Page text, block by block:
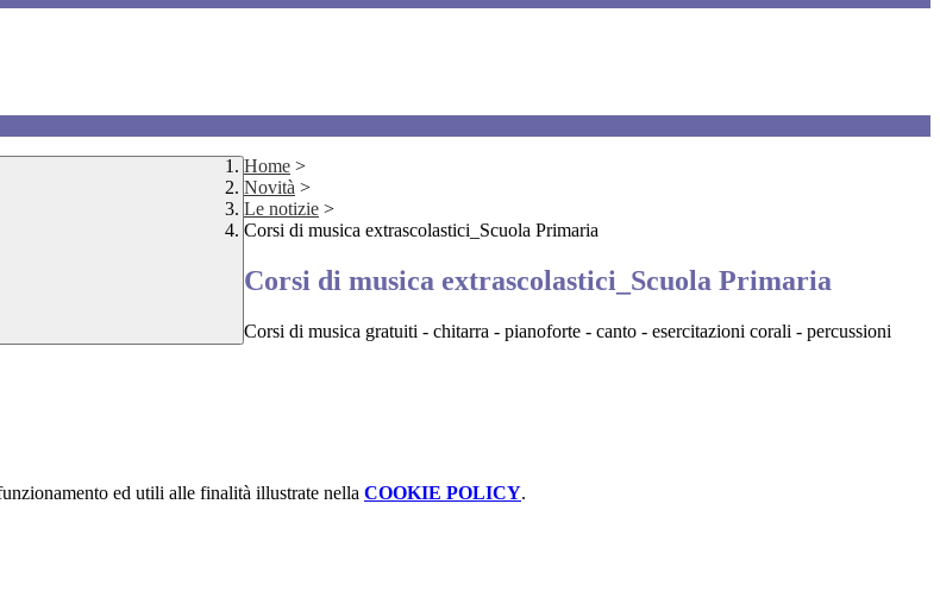
Home >
Novità >
Le notizie >
Corsi di musica extrascolastici_Scuola Primaria
Corsi di musica extrascolastici_Scuola Primaria
Corsi di musica gratuiti - chitarra - pianoforte - canto - esercitazioni corali - percussioni
ed utili alle finalità illustrate nella COOKIE POLICY.